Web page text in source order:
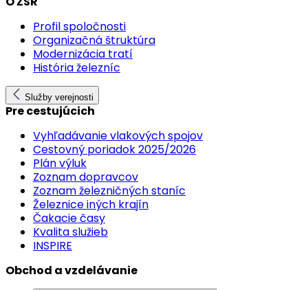
Profil spoločnosti
Organizačná štruktúra
Modernizácia tratí
História železníc
Služby verejnosti
Pre cestujúcich
Vyhľadávanie vlakových spojov
Cestovný poriadok 2025/2026
Plán výluk
Zoznam dopravcov
Zoznam železničných staníc
Železnice iných krajín
Čakacie časy
Kvalita služieb
INSPIRE
Obchod a vzdelávanie